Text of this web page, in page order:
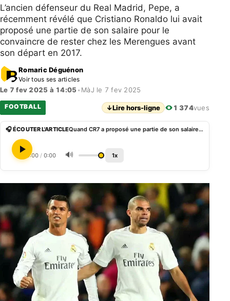
L’ancien défenseur du Real Madrid, Pepe, a
récemment révélé que Cristiano Ronaldo lui avait
proposé une partie de son salaire pour le
convaincre de rester chez les Merengues avant
son départ en 2017.
Romaric Déguénon
Voir tous ses articles
Le 7 fev 2025 à 14:05 • MàJ le 7 fev 2025
FOOTBALL ↓Lire hors-ligne 1 374vues
🎧 ÉCOUTER L'ARTICLE Quand CR7 a proposé une partie de son salaire pour retenir Pepe au Real Madrid
0:00 / 0:00 🔊 1x